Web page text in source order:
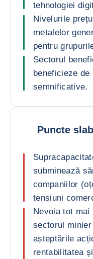
tehnologiei
Nivelurile
metalelor
pentru
Sectorul
beneficieze
semnificative.
Puncte
subminează
companiilor
tensiuni
Nevoia tot
sectorul
așteptările
rentabilitatea